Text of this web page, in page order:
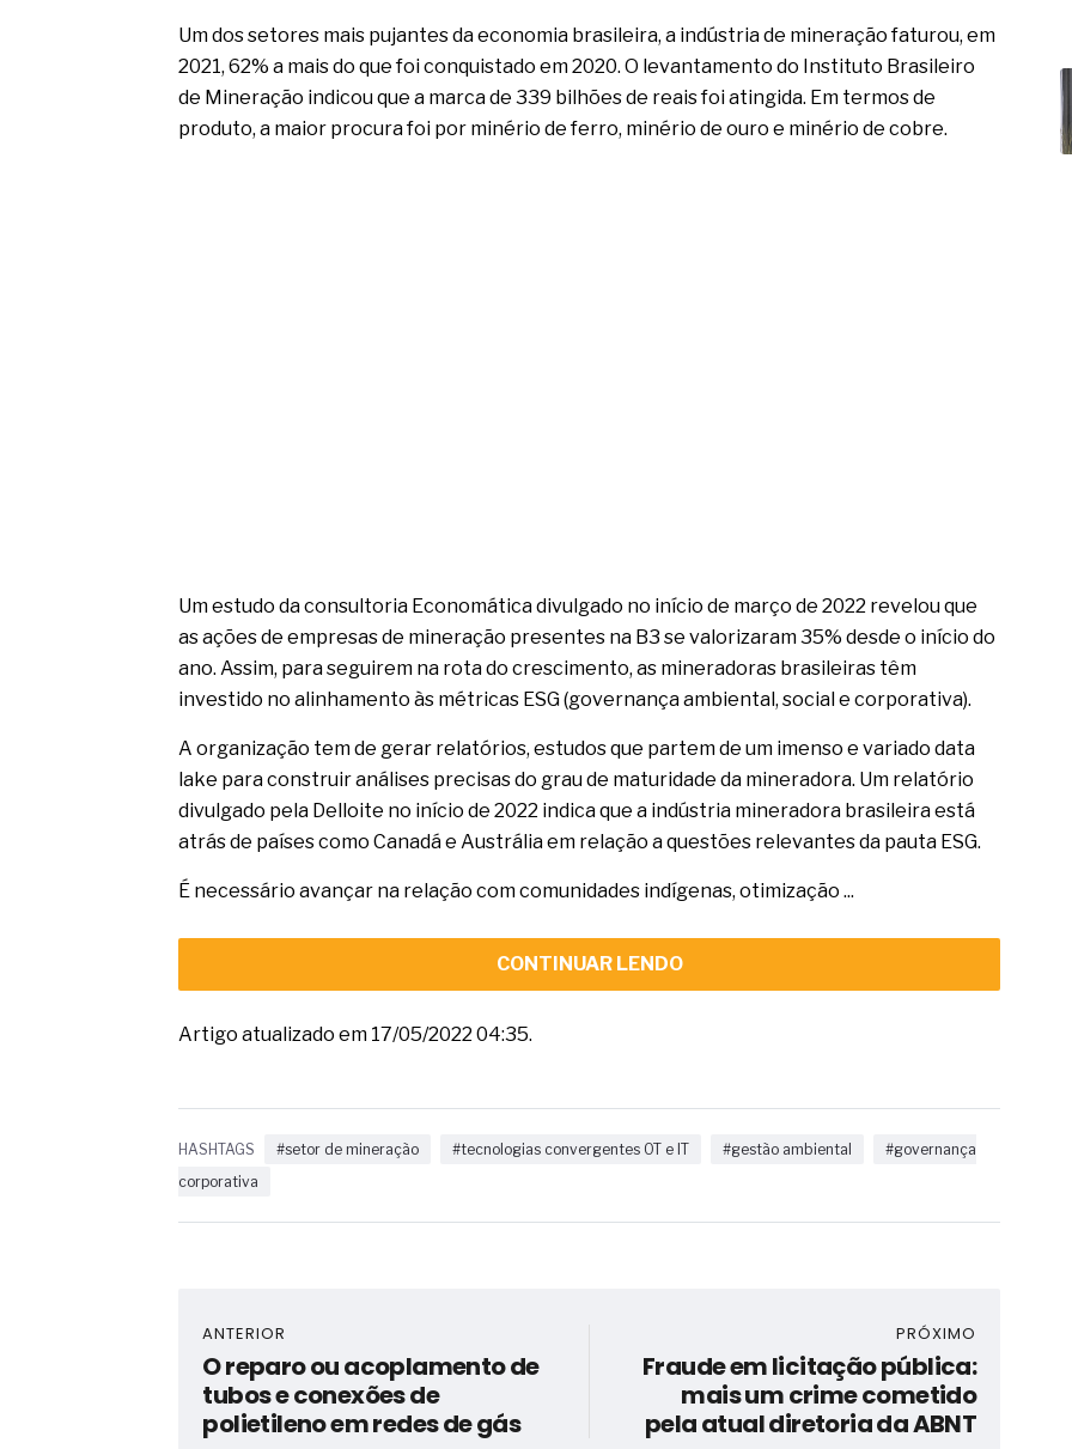
Um dos setores mais pujantes da economia brasileira, a indústria de mineração faturou, em
2021, 62% a mais do que foi conquistado em 2020. O levantamento do Instituto Brasileiro
de Mineração indicou que a marca de 339 bilhões de reais foi atingida. Em termos de
produto, a maior procura foi por minério de ferro, minério de ouro e minério de cobre.
Um estudo da consultoria Economática divulgado no início de março de 2022 revelou que
as ações de empresas de mineração presentes na B3 se valorizaram 35% desde o início do
ano. Assim, para seguirem na rota do crescimento, as mineradoras brasileiras têm
investido no alinhamento às métricas ESG (governança ambiental, social e corporativa).
A organização tem de gerar relatórios, estudos que partem de um imenso e variado data
lake para construir análises precisas do grau de maturidade da mineradora. Um relatório
divulgado pela Delloite no início de 2022 indica que a indústria mineradora brasileira está
atrás de países como Canadá e Austrália em relação a questões relevantes da pauta ESG.
É necessário avançar na relação com comunidades indígenas, otimização ...
CONTINUAR LENDO
Artigo atualizado em 17/05/2022 04:35.
HASHTAGS #setor de mineração #tecnologias convergentes OT e IT #gestão ambiental
#governança
corporativa
ANTERIOR
O reparo ou acoplamento de
tubos e conexões de
polietileno em redes de gás
PRÓXIMO
Fraude em licitação pública:
mais um crime cometido
pela atual diretoria da ABNT